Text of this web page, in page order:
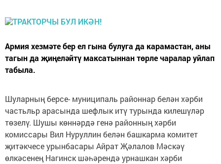
Армия хезмәте бер ел гына булуга да карамастан, аны
тагын да җиңеләйтү максатыннан төрле чаралар уйлап
табыла.
Шуларның берсе- муниципаль районнар белән хәрби
частьльр арасында шефлык итү турында килешүләр
төзелү. Шушы көннәрдә генә районның хәрби
комиссары Вил Нуруллин белән башкарма комитет
җитәкчесе урынбасары Айрат Җәлалов Мәскәү
өлкәсенең Нагинск шәһәрендә урнашкан хәрби